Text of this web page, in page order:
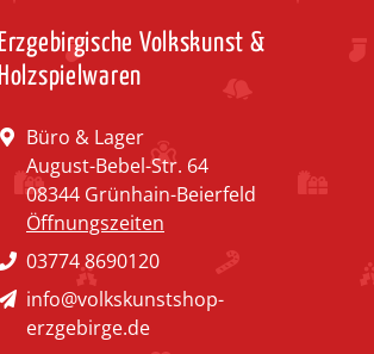
Erzgebirgische Volkskunst &
Holzspielwaren
Büro & Lager
August-Bebel-Str. 64
08344 Grünhain-Beierfeld
Öffnungszeiten
03774 8690120
info@volkskunstshop-
erzgebirge.de